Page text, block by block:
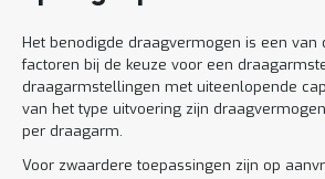
Het benodigde draagvermogen is een van
factoren bij de keuze voor een
draagarmstellingen met uiteenlopende
van het type uitvoering zijn
per draagarm.
Voor zwaardere toepassingen zijn op